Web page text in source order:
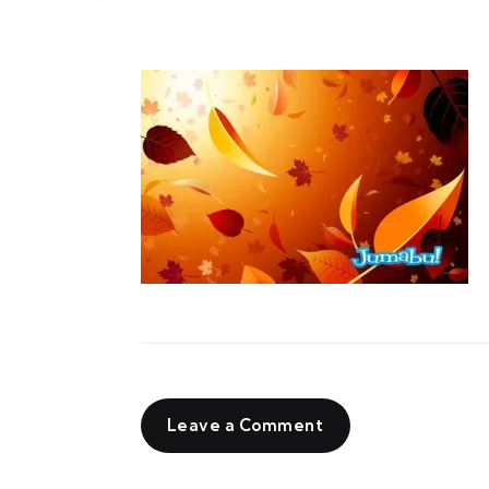
Leave a Comment